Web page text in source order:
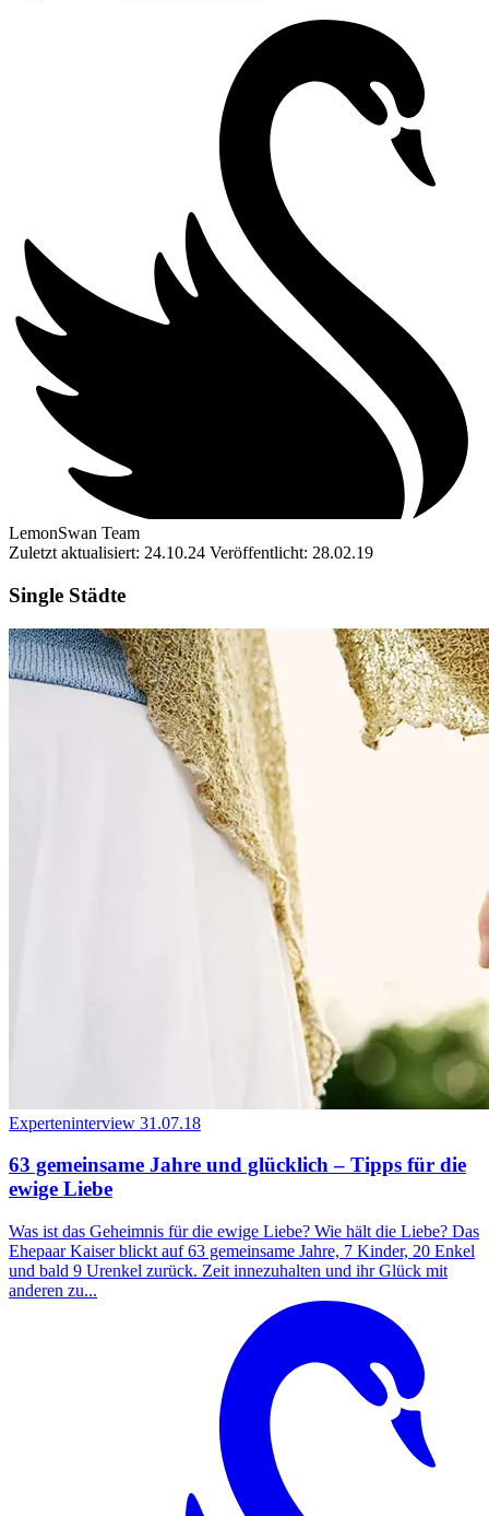
LemonSwan Team
Zuletzt aktualisiert: 24.10.24 Veröffentlicht: 28.02.19
Single Städte
Experteninterview 31.07.18
63 gemeinsame Jahre und glücklich – Tipps für die
ewige Liebe
Was ist das Geheimnis für die ewige Liebe? Wie hält die Liebe? Das
Ehepaar Kaiser blickt auf 63 gemeinsame Jahre, 7 Kinder, 20 Enkel
und bald 9 Urenkel zurück. Zeit innezuhalten und ihr Glück mit
anderen zu...